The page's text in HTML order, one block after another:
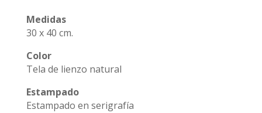
Medidas
30 x 40 cm.
Color
Tela de lienzo natural
Estampado
Estampado en serigrafía